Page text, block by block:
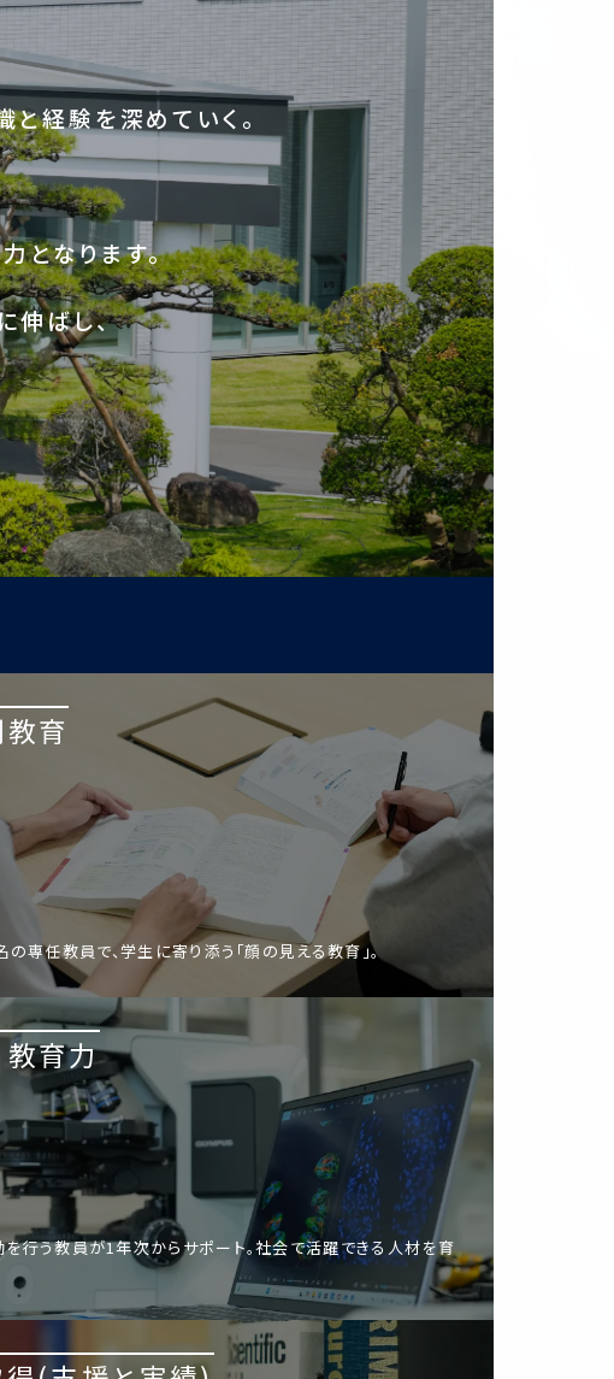
経験を深めていく。
となります。
伸ばし、
育
の専任教員で、学生に寄り添う「顔の見える教育」。
育力
行う教員が1年次からサポート。社会で活躍できる人材を育